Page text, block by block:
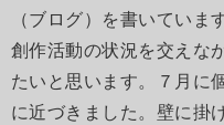
（ブログ）を書いていま
創作活動の状況を交えな
たいと思います。７月に
に近づきました。壁に掛